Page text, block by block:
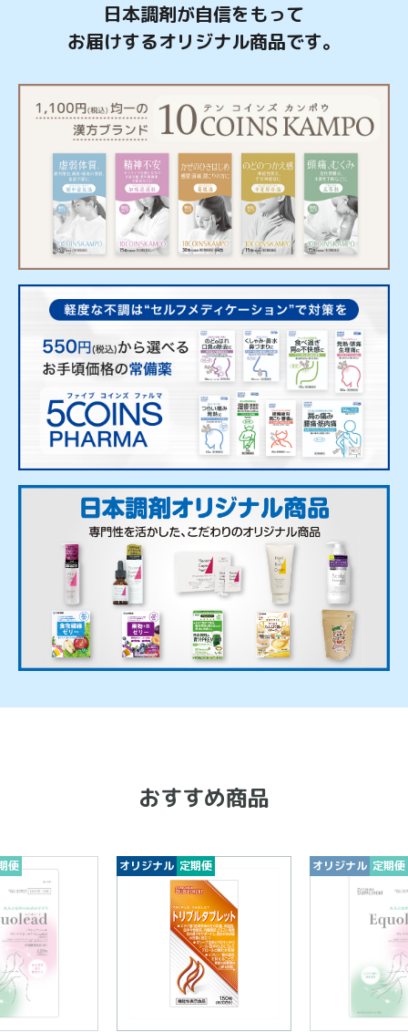
日本調剤が自信をもって
お届けするオリジナル商品です。
おすすめ商品
便 オリジナル 定期便 オリジナル 定期便